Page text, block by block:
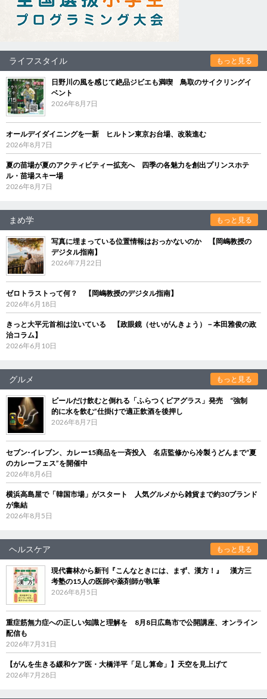
ライフスタイル もっと見る
日野川の風を感じて絶品ジビエも満喫 鳥取のサイクリングイ
ベント
2026年8月7日
オールデイダイニングを一新 ヒルトン東京お台場、改装進む
2026年8月7日
夏の苗場が夏のアクティビティー拡充へ 四季の各魅力を創出プリンスホテ
ル・苗場スキー場
2026年8月7日
まめ学 もっと見る
写真に埋まっている位置情報はおっかないのか 【岡嶋教授の
デジタル指南】
2026年7月22日
ゼロトラストって何？ 【岡嶋教授のデジタル指南】
2026年6月18日
きっと大平元首相は泣いている 【政眼鏡（せいがんきょう）－本田雅俊の政
治コラム】
2026年6月10日
グルメ もっと見る
ビールだけ飲むと倒れる「ふらつくビアグラス」発売 “強制
的に水を飲む”仕掛けで適正飲酒を後押し
2026年8月7日
セブン‐イレブン、カレー15商品を一斉投入 名店監修から冷製うどんまで“夏
のカレーフェス”を開催中
2026年8月6日
横浜高島屋で「韓国市場」がスタート 人気グルメから雑貨まで約30ブランド
が集結
2026年8月5日
ヘルスケア もっと見る
現代書林から新刊『こんなときには、まず、漢方！』 漢方三
考塾の15人の医師や薬剤師が執筆
2026年8月5日
重症筋無力症への正しい知識と理解を 8月8日広島市で公開講座、オンライン
配信も
2026年7月31日
【がんを生きる緩和ケア医・大橋洋平「足し算命」】天空を見上げて
2026年7月28日